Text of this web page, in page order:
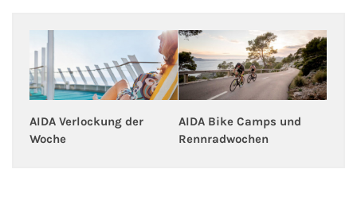
Fähre nach Dänemark
Fähre nach Norwegen
Fähre nach Schweden
AIDA Verlockung der
Woche
AIDA Bike Camps und
Rennradwochen